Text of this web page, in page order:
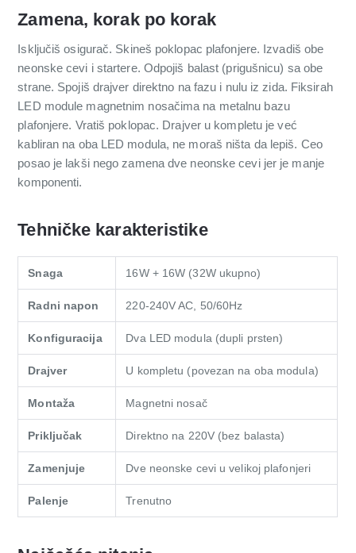
Zamena, korak po korak
Isključiš osigurač. Skineš poklopac plafonjere. Izvadiš obe
neonske cevi i startere. Odpojiš balast (prigušnicu) sa obe
strane. Spojiš drajver direktno na fazu i nulu iz zida. Fiksirah
LED module magnetnim nosačima na metalnu bazu
plafonjere. Vratiš poklopac. Drajver u kompletu je već
kabliran na oba LED modula, ne moraš ništa da lepiš. Ceo
posao je lakši nego zamena dve neonske cevi jer je manje
komponenti.
Tehničke karakteristike
Snaga 16W + 16W (32W ukupno)
Radni napon 220-240V AC, 50/60Hz
Konfiguracija Dva LED modula (dupli prsten)
Drajver U kompletu (povezan na oba modula)
Montaža Magnetni nosač
Priključak Direktno na 220V (bez balasta)
Zamenjuje Dve neonske cevi u velikoj plafonjeri
Palenje Trenutno